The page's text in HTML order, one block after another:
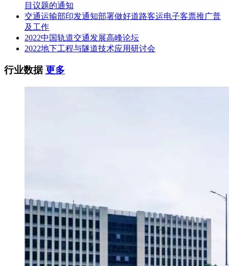
目议题的通知
交通运输部印发通知部署做好道路客运电子客票推广普
及工作
2022中国轨道交通发展高峰论坛
2022地下工程与隧道技术应用研讨会
行业数据更多